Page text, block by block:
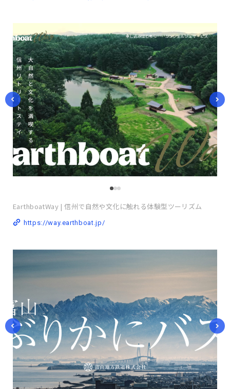
EarthboatWay | 信州で自然や文化に触れる体験型ツーリズム
https://way.earthboat.jp/